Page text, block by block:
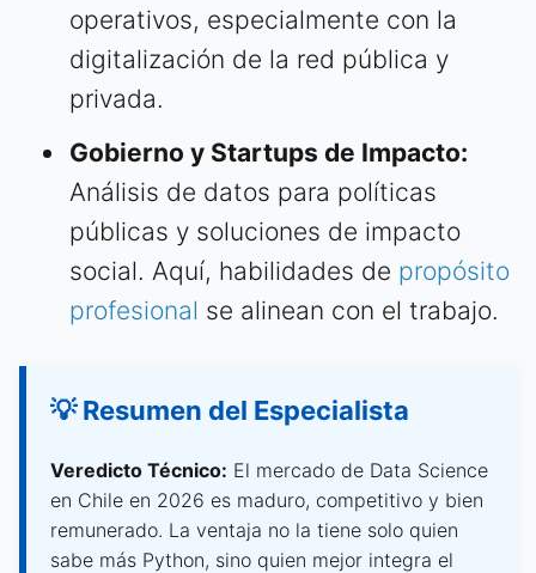
operativos, especialmente con la
digitalización de la red pública y
privada.
Gobierno y Startups de Impacto:
Análisis de datos para políticas
públicas y soluciones de impacto
social. Aquí, habilidades de propósito
profesional se alinean con el trabajo.
💡 Resumen del Especialista
Veredicto Técnico: El mercado de Data Science
en Chile en 2026 es maduro, competitivo y bien
remunerado. La ventaja no la tiene solo quien
sabe más Python, sino quien mejor integra el